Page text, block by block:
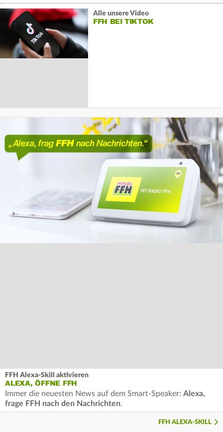
Alle unsere Video
FFH BEI TIKTOK
FFH Alexa-Skill aktivieren
ALEXA, ÖFFNE FFH
Immer die neuesten News auf dem Smart-Speaker: Alexa,
frage FFH nach den Nachrichten.
FFH ALEXA-SKILL